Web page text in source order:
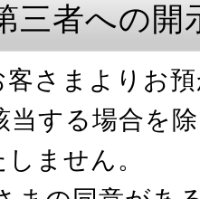
三者への開
まよりお預
当する場合を
ません。